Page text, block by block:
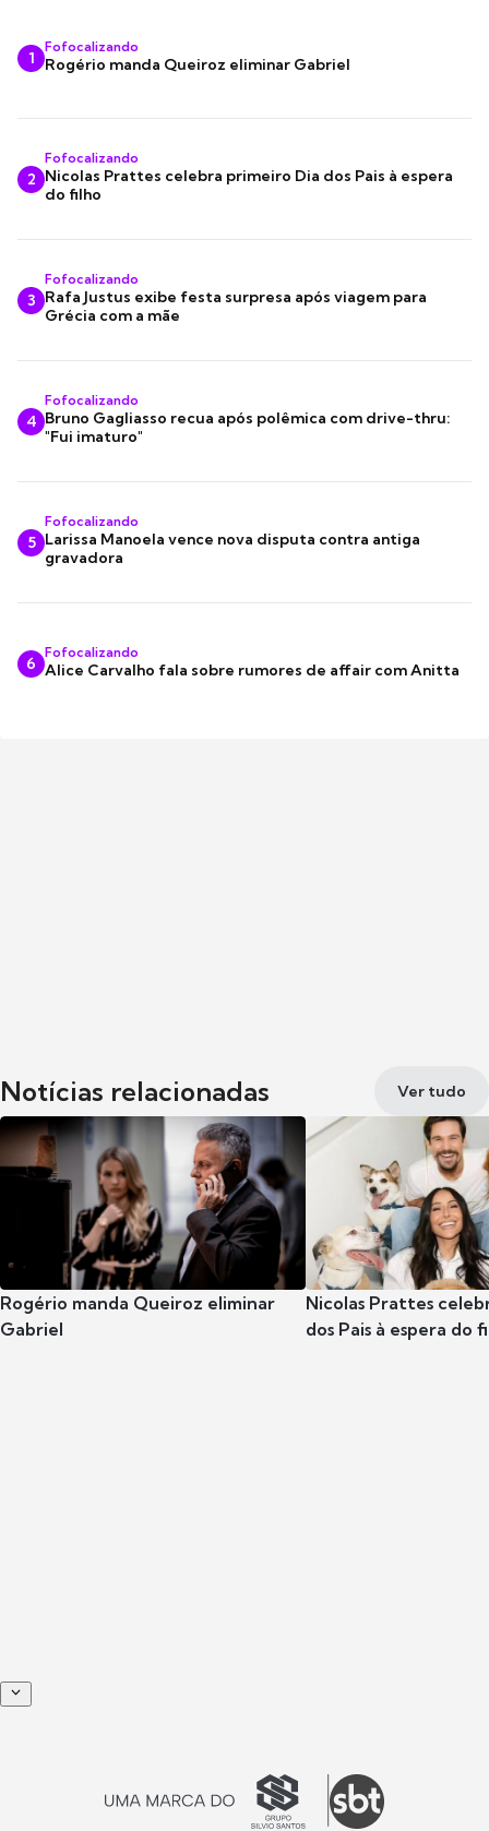
1
Fofocalizando
Rogério manda Queiroz eliminar Gabriel
2
Fofocalizando
Nicolas Prattes celebra primeiro Dia dos Pais à espera
do filho
3
Fofocalizando
Rafa Justus exibe festa surpresa após viagem para
Grécia com a mãe
4
Fofocalizando
Bruno Gagliasso recua após polêmica com drive-thru:
"Fui imaturo"
5
Fofocalizando
Larissa Manoela vence nova disputa contra antiga
gravadora
6
Fofocalizando
Alice Carvalho fala sobre rumores de affair com Anitta
Notícias relacionadas Ver tudo
Rogério manda Queiroz eliminar
Gabriel
Nicolas Prattes
dos Pais à espera do